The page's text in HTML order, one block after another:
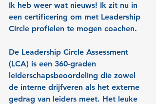
Ik heb weer wat nieuws! Ik zit nu in
een certificering om met Leadership
Circle profielen te mogen coachen.
De Leadership Circle Assessment
(LCA) is een 360-graden
leiderschapsbeoordeling die zowel
de interne drijfveren als het externe
gedrag van leiders meet. Het leuke